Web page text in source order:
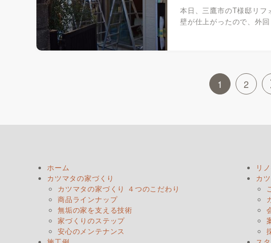
本日、三鷹市のT様邸リフ
壁が仕上がったので、外
1 2
ホーム
カツマタの家づくり
カツマタの家づくり ４つのこだわり
商品ラインナップ
無垢の家を支える技術
家づくりのステップ
安心のメンテナンス
リ
カ